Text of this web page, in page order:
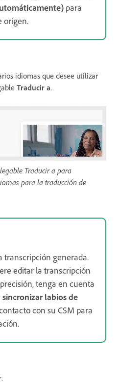
para
origen.
idiomas que desee utilizar
Traducir a.
Traducir a para
para la traducción de
transcripción generada.
editar la transcripción
tenga en cuenta
sincronizar labios de
con su CSM para
.